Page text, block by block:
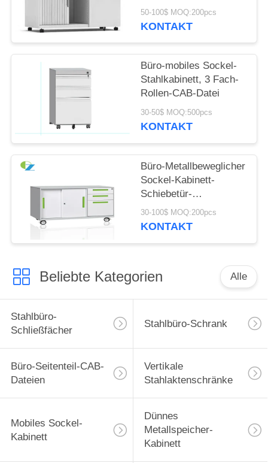
Deutscher Rehau
Tambour des Recht-3
50-100$ MOQ:200pcs
KONTAKT
Büro-mobiles Sockel-
Stahlkabinett, 3 Fach-
Rollen-CAB-Datei
30-50$ MOQ:500pcs
KONTAKT
Büro-Metallbeweglicher
Sockel-Kabinett-
Schiebetür-
zusammengebauter
Bau
30-100$ MOQ:200pcs
KONTAKT
Beliebte Kategorien Alle
Stahlbüro-
Schließfächer
Stahlbüro-Schrank
Büro-Seitenteil-CAB-
Dateien
Vertikale
Stahlaktenschränke
Mobiles Sockel-
Kabinett
Dünnes
Metallspeicher-
Kabinett